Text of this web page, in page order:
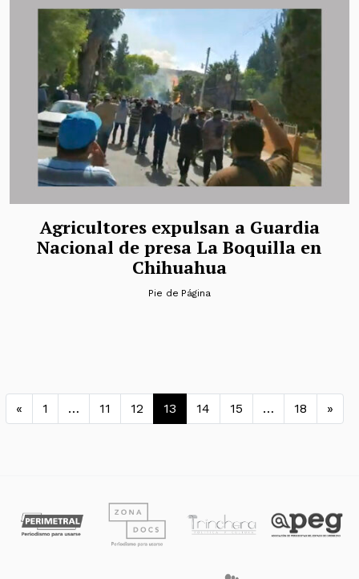
Agricultores expulsan a Guardia
Nacional de presa La Boquilla en
Chihuahua
Pie de Página
Navegación de entradas
« 1 … 11 12 13 14 15 … 18 »